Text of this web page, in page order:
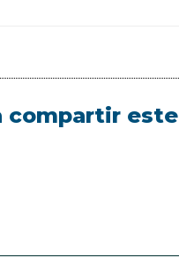
compartir este